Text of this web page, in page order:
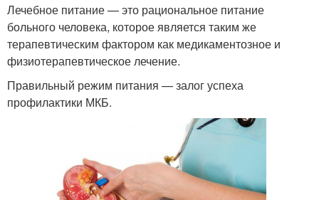
Лечебное питание — это рациональное питание
больного человека, которое является таким же
терапевтическим фактором как медикаментозное и
физиотерапевтическое лечение.
Правильный режим питания — залог успеха
профилактики МКБ.